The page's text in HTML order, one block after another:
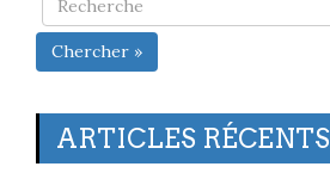
Chercher »
ARTICLES RÉCENTS